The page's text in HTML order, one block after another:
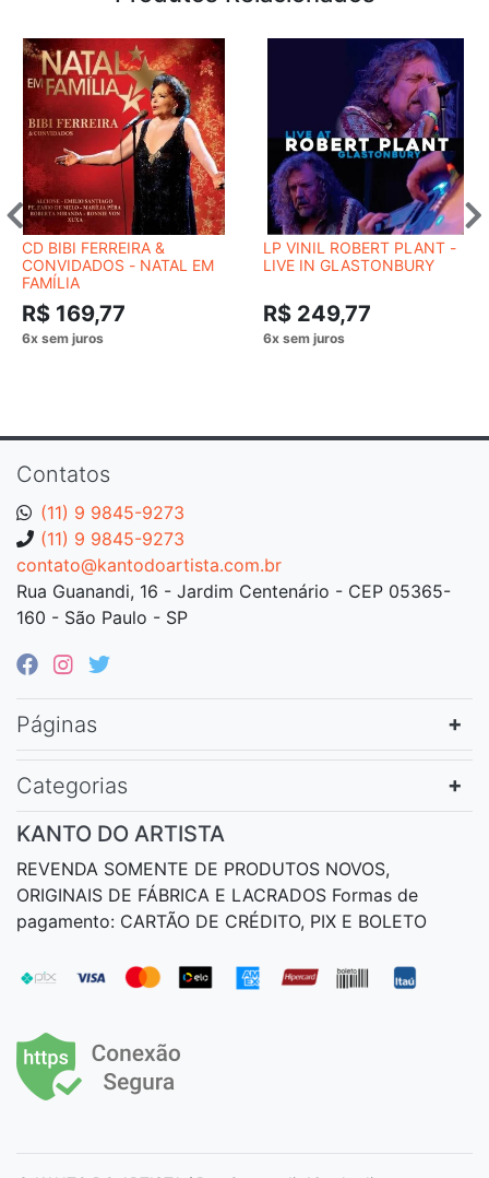
CD BIBI FERREIRA &
CONVIDADOS - NATAL EM
FAMÍLIA
R$ 169,77
LP VINIL ROBERT PLANT -
LIVE IN GLASTONBURY
R$ 249,77
Contatos
(11) 9 9845-9273
(11) 9 9845-9273
contato@kantodoartista.com.br
Rua Guanandi, 16 - Jardim Centenário - CEP 05365-
160 - São Paulo - SP
Páginas
Categorias
KANTO DO ARTISTA
REVENDA SOMENTE DE PRODUTOS NOVOS,
ORIGINAIS DE FÁBRICA E LACRADOS Formas de
pagamento: CARTÃO DE CRÉDITO, PIX E BOLETO